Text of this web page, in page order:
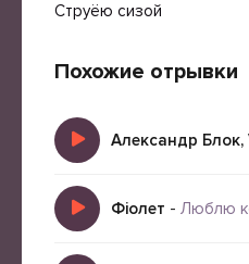
Струёю сизой
Похожие отрывки
Александр Блок,
Фіолет - Люблю